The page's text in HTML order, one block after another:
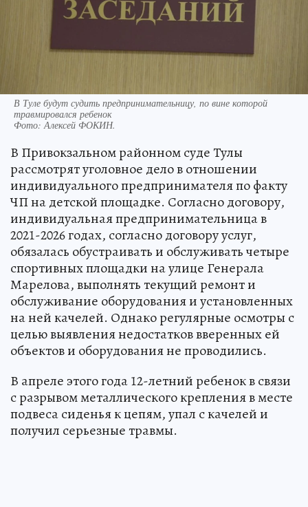
В Туле будут судить предпринимательницу, по вине которой
травмировался ребенок
Фото:Алексей ФОКИН.
В Привокзальном районном суде Тулы
рассмотрят уголовное дело в отношении
индивидуального предпринимателя по факту
ЧП на детской площадке. Согласно договору,
индивидуальная предпринимательница в
2021-2026 годах, согласно договору услуг,
обязалась обустраивать и обслуживать четыре
спортивных площадки на улице Генерала
Марелова, выполнять текущий ремонт и
обслуживание оборудования и установленных
на ней качелей. Однако регулярные осмотры с
целью выявления недостатков вверенных ей
объектов и оборудования не проводились.
В апреле этого года 12-летний ребенок в связи
с разрывом металлического крепления в месте
подвеса сиденья к цепям, упал с качелей и
получил серьезные травмы.